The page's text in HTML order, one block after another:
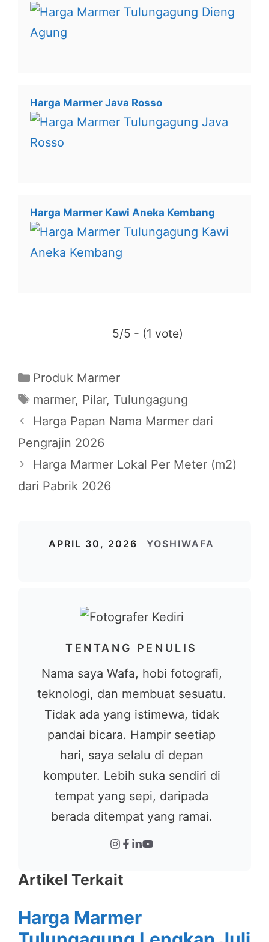
Harga Marmer Java Rosso
Harga Marmer Kawi Aneka Kembang
5/5 - (1 vote)
Categories
Produk Marmer
Tags
marmer, Pilar, Tulungagung
Harga Papan Nama Marmer dari
Pengrajin 2026
Harga Marmer Lokal Per Meter (m2)
dari Pabrik 2026
APRIL 30, 2026 YOSHIWAFA
TENTANG PENULIS
Nama saya Wafa, hobi fotografi,
teknologi, dan membuat sesuatu.
Tidak ada yang istimewa, tidak
pandai bicara. Hampir seetiap
hari, saya selalu di depan
komputer. Lebih suka sendiri di
tempat yang sepi, daripada
berada ditempat yang ramai.
Artikel Terkait
Harga Marmer